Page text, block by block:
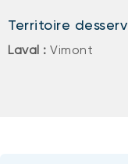
Territoire
Laval : Vimont